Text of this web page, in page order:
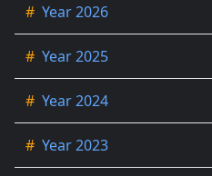
# Year 2026
# Year 2025
# Year 2024
# Year 2023